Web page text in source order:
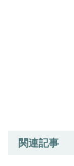
関連記事